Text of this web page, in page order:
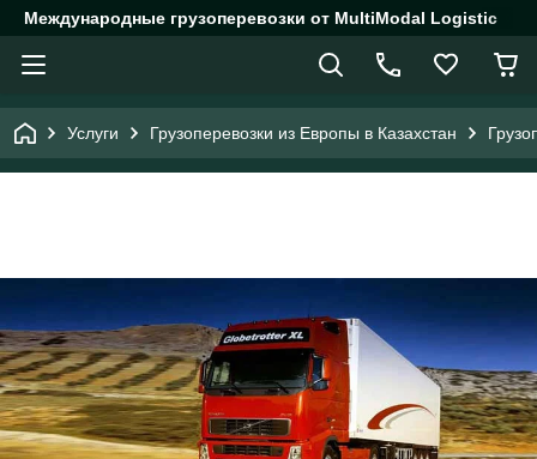
Международные грузоперевозки от MultiModal Logistic
Услуги Грузоперевозки из Европы в Казахстан